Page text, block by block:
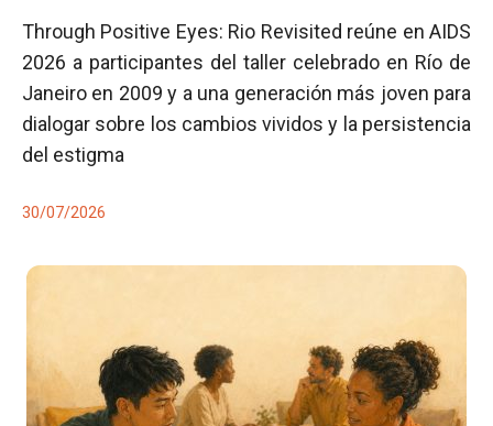
Through Positive Eyes: Rio Revisited reúne en AIDS
2026 a participantes del taller celebrado en Río de
Janeiro en 2009 y a una generación más joven para
dialogar sobre los cambios vividos y la persistencia
del estigma
30/07/2026